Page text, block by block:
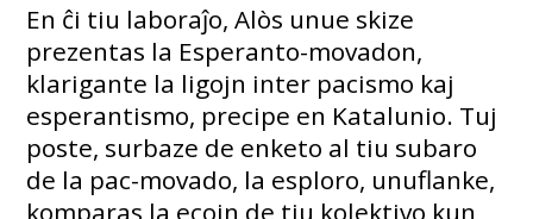
En ĉi tiu laboraĵo, Alòs unue skize
prezentas la Esperanto-movadon,
klarigante la ligojn inter pacismo kaj
esperantismo, precipe en Katalunio. Tuj
poste, surbaze de enketo al tiu subaro
de la pac-movado, la esploro, unuflanke,
komparas la ecojn de tiu kolektivo kun